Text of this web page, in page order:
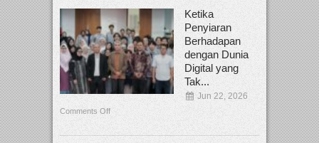
Ketika
Penyiaran
Berhadapan
dengan Dunia
Digital yang
Tak...
Jun 22, 2026
Comments Off